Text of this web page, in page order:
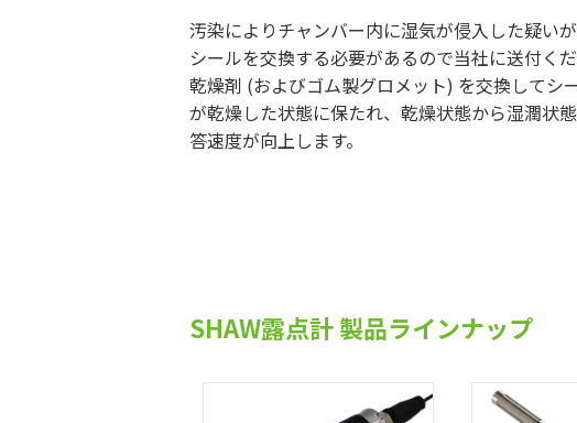
汚染によりチャンバー内に湿気が侵入した疑い
シールを交換する必要があるので当社に送付くだ
乾燥剤 (およびゴム製グロメット) を交換してシ
が乾燥した状態に保たれ、乾燥状態から湿潤状
答速度が向上します。
SHAW露点計 製品ラインナップ